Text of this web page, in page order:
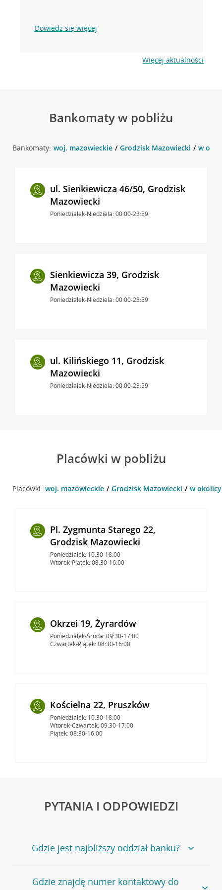
Dowiedz się więcej
Więcej aktualności
Bankomaty w pobliżu
Bankomaty: woj. mazowieckie Grodzisk Mazowiecki w
ul. Sienkiewicza 46/50, Grodzisk
Mazowiecki
Poniedziałek-Niedziela: 00:00-23:59
Sienkiewicza 39, Grodzisk
Mazowiecki
Poniedziałek-Niedziela: 00:00-23:59
ul. Kilińskiego 11, Grodzisk
Mazowiecki
Poniedziałek-Niedziela: 00:00-23:59
Placówki w pobliżu
Placówki: woj. mazowieckie Grodzisk Mazowiecki w
Pl. Zygmunta Starego 22,
Grodzisk Mazowiecki
Poniedziałek: 10:30-18:00
Wtorek-Piątek: 08:30-16:00
Okrzei 19, Żyrardów
Poniedziałek-Środa: 09:30-17:00
Czwartek-Piątek: 08:30-16:00
Kościelna 22, Pruszków
Poniedziałek: 10:30-18:00
Wtorek-Czwartek: 09:30-17:00
Piątek: 08:30-16:00
PYTANIA I ODPOWIEDZI
Gdzie jest najbliższy oddział banku?
Jeśli szukasz oddziału naszego banku, zapraszamy na
stronęPlacówki i bankomaty, na której znajduje się
Gdzie znajdę numer kontaktowy do